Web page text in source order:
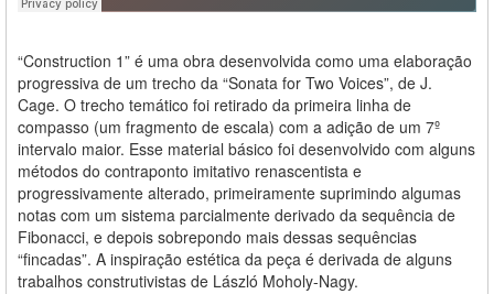
“Construction 1” é uma obra desenvolvida como uma elaboração
progressiva de um trecho da “Sonata for Two Voices”, de J.
Cage. O trecho temático foi retirado da primeira linha de
compasso (um fragmento de escala) com a adição de um 7º
intervalo maior. Esse material básico foi desenvolvido com alguns
métodos do contraponto imitativo renascentista e
progressivamente alterado, primeiramente suprimindo algumas
notas com um sistema parcialmente derivado da sequência de
Fibonacci, e depois sobrepondo mais dessas sequências
“fincadas”. A inspiração estética da peça é derivada de alguns
trabalhos construtivistas de László Moholy-Nagy.